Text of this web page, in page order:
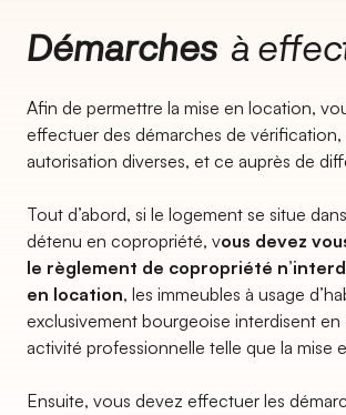
Démarches à
Afin de permettre la mise en location,
effectuer des démarches de
autorisation diverses, et ce auprès de
Tout d’abord, si le logement se situe
détenu en copropriété, vous devez
le règlement de copropriété
en location, les immeubles à usage
exclusivement bourgeoise interdisent
activité professionnelle telle que la mise
Ensuite, vous devez effectuer les